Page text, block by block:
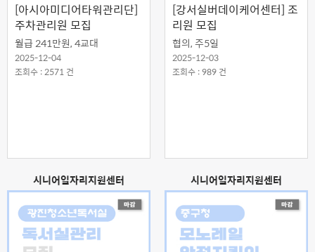
[아시아미디어타워관리단]
주차관리원 모집
월급 241만원, 4교대
2025-12-04
조회수 : 2571 건
[강서실버데이케어센터] 조
리원 모집
협의, 주5일
2025-12-03
조회수 : 989 건
시니어일자리지원센터 시니어일자리지원센터